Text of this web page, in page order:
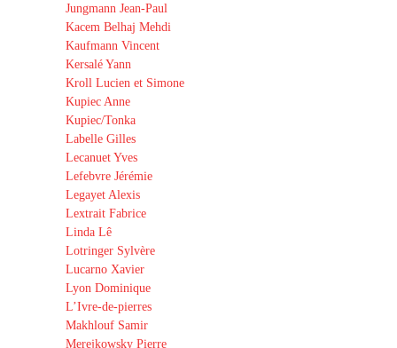
Jungmann Jean-Paul
Kacem Belhaj Mehdi
Kaufmann Vincent
Kersalé Yann
Kroll Lucien et Simone
Kupiec Anne
Kupiec/Tonka
Labelle Gilles
Lecanuet Yves
Lefebvre Jérémie
Legayet Alexis
Lextrait Fabrice
Linda Lê
Lotringer Sylvère
Lucarno Xavier
Lyon Dominique
L’Ivre-de-pierres
Makhlouf Samir
Merejkowsky Pierre